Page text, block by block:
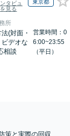
タビュ
見る
東京都
所
(対面・
ビデオな
相談
営業時間：0
6:00~23:55
（平日）
策と実際の回収